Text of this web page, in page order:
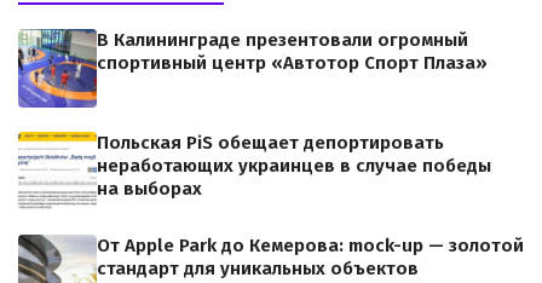
В Калининграде презентовали огромный
спортивный центр «Автотор Спорт Плаза»
Польская PiS обещает депортировать
неработающих украинцев в случае победы
на выборах
От Apple Park до Кемерова: mock-up — золотой
стандарт для уникальных объектов